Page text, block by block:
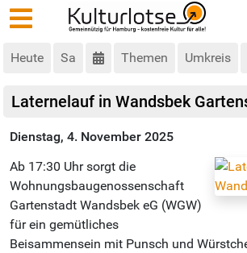
Heute Sa Themen Umkreis
Laternelauf in Wandsbek
Dienstag, 4. November 2025
Ab 17:30 Uhr sorgt die
Wohnungsbaugenossenschaft
Gartenstadt Wandsbek eG (WGW)
für ein gemütliches
Beisammensein mit Punsch und